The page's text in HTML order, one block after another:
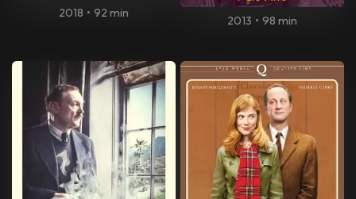
2018 • 92 min
2013 • 98 min